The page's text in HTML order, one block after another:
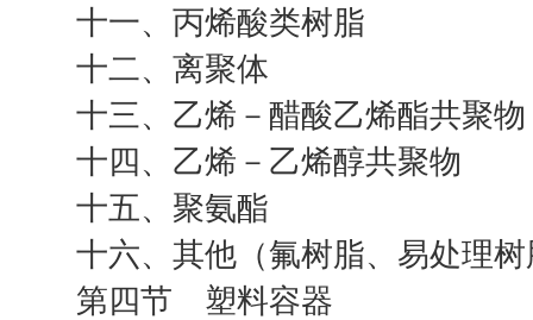
十一、丙烯酸类树脂
十二、离聚体
十三、乙烯－醋酸乙烯酯共聚物
十四、乙烯－乙烯醇共聚物
十五、聚氨酯
十六、其他（氟树脂、易处理
第四节 塑料容器